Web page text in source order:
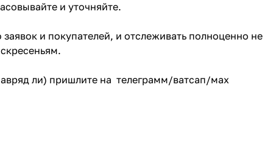
и уточняйте.
и покупателей, и отслеживать полноценно не
ли) пришлите на телеграмм/ватсап/мах